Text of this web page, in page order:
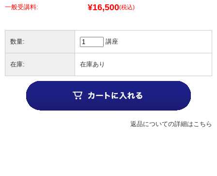
¥16,500(税込)
数量: 講座
在庫: 在庫あり
返品についての詳細はこちら